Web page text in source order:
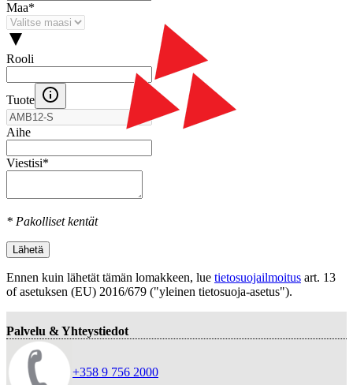
Maa*
Rooli
Tuote
Aihe
Viestisi*
* Pakolliset kentät
Lähetä
Ennen kuin lähetät tämän lomakkeen, lue tietosuojailmoitus art. 13
оf asetuksen (EU) 2016/679 ("yleinen tietosuoja-asetus").
Palvelu & Yhteystiedot
+358 9 756 2000